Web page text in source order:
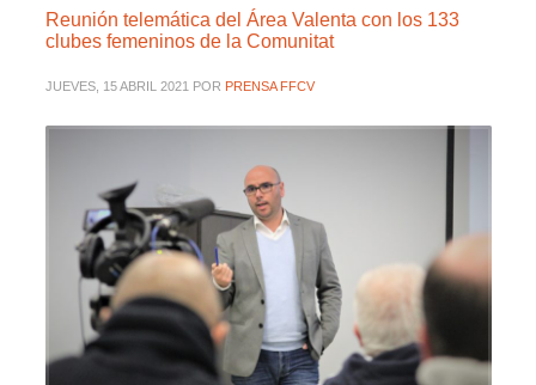
Reunión telemática del Área Valenta con los 133
clubes femeninos de la Comunitat
JUEVES, 15 ABRIL 2021 POR PRENSA FFCV